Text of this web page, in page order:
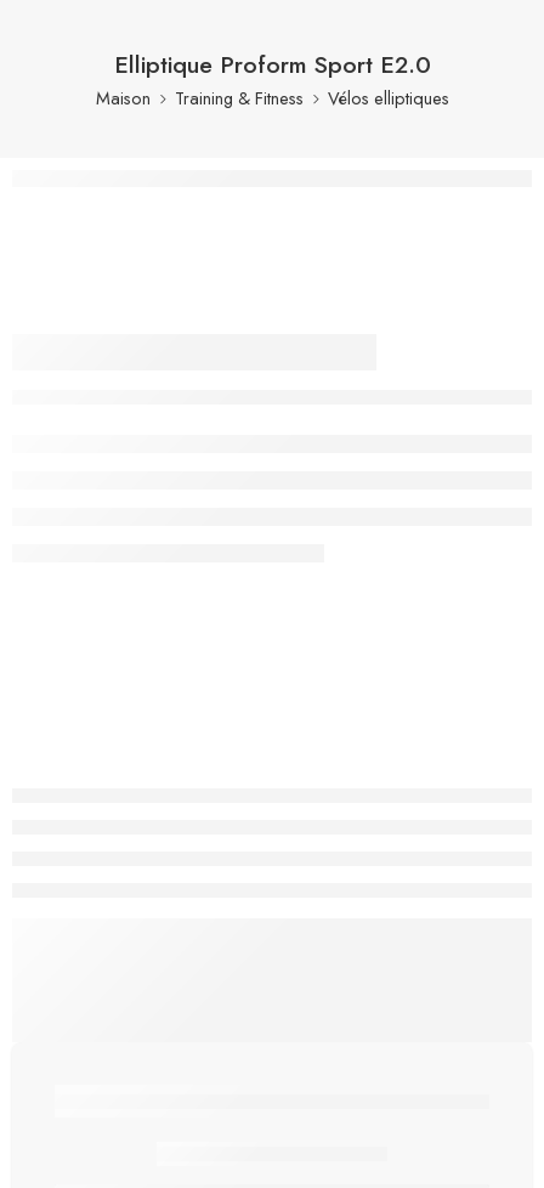
Elliptique Proform Sport E2.0
Maison Training & Fitness Vélos elliptiques